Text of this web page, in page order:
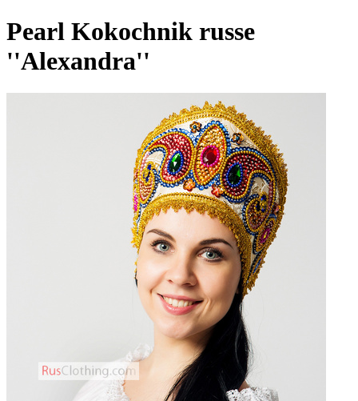
Pearl Kokochnik russe
''Alexandra''